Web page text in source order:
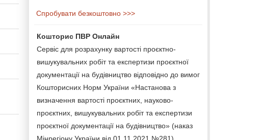
Спробувати безкоштовно >>>
Кошторис ПВР Онлайн
Сервіс для розрахунку вартості проєктно-
вишукувальних робіт та експертизи проєктної
документації на будівництво відповідно до вимог
Кошторисних Норм України «Настанова з
визначення вартості проєктних, науково-
проєктних, вишукувальних робіт та експертизи
проєктної документації на будівництво» (наказ
Мінрегіону України від 01.11.2021 №281).